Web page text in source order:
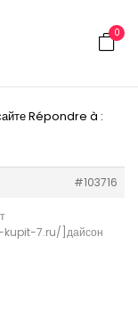
0
Répondre à :
#103716
7.ru/]дайсон